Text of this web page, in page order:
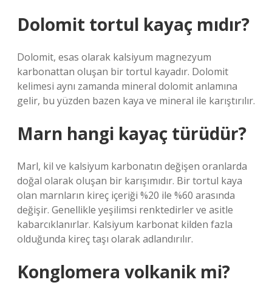
Dolomit tortul kayaç mıdır?
Dolomit, esas olarak kalsiyum magnezyum
karbonattan oluşan bir tortul kayadır. Dolomit
kelimesi aynı zamanda mineral dolomit anlamına
gelir, bu yüzden bazen kaya ve mineral ile karıştırılır.
Marn hangi kayaç türüdür?
Marl, kil ve kalsiyum karbonatın değişen oranlarda
doğal olarak oluşan bir karışımıdır. Bir tortul kaya
olan marnların kireç içeriği %20 ile %60 arasında
değişir. Genellikle yeşilimsi renktedirler ve asitle
kabarcıklanırlar. Kalsiyum karbonat kilden fazla
olduğunda kireç taşı olarak adlandırılır.
Konglomera volkanik mi?